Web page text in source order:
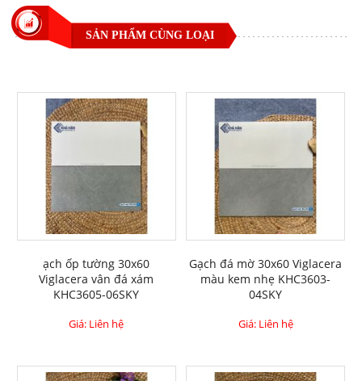
SẢN PHẨM CÙNG LOẠI
ạch ốp tường 30x60
Viglacera vân đá xám
KHC3605-06SKY
Giá: Liên hệ
Gạch đá mờ 30x60 Viglacera
màu kem nhẹ KHC3603-
04SKY
Giá: Liên hệ